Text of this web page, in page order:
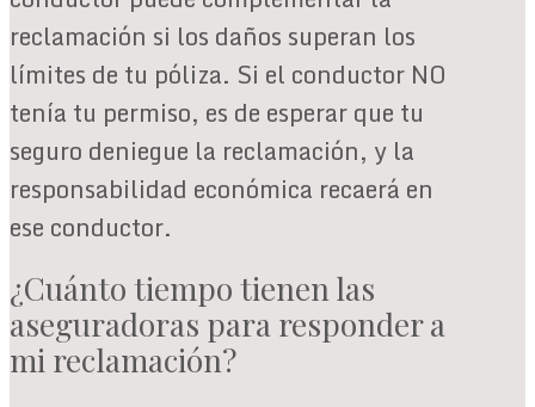
reclamación si los daños superan los
límites de tu póliza. Si el conductor NO
tenía tu permiso, es de esperar que tu
seguro deniegue la reclamación, y la
responsabilidad económica recaerá en
ese conductor.
¿Cuánto tiempo tienen las
aseguradoras para responder a
mi reclamación?